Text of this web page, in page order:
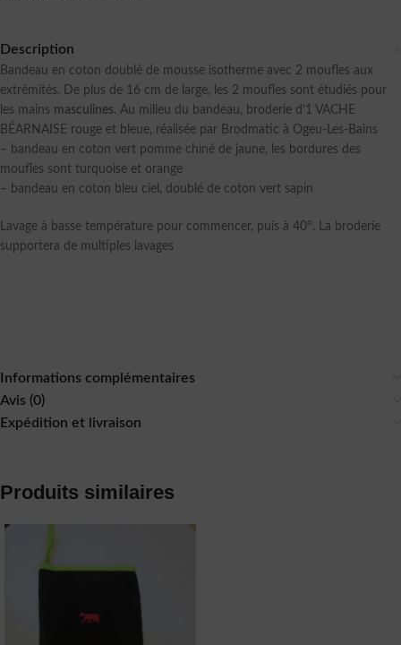
Description
Bandeau en coton doublé de mousse isotherme avec 2 moufles aux
extrémités. De plus de 16 cm de large, les 2 moufles sont étudiés pour
les mains masculines. Au milieu du bandeau, broderie d’1 VACHE
BÉARNAISE rouge et bleue, réalisée par Brodmatic à Ogeu-Les-Bains
– bandeau en coton vert pomme chiné de jaune, les bordures des
moufles sont turquoise et orange
– bandeau en coton bleu ciel, doublé de coton vert sapin
Lavage à basse température pour commencer, puis à 40°. La broderie
supportera de multiples lavages
Informations complémentaires
Avis (0)
Expédition et livraison
Produits similaires